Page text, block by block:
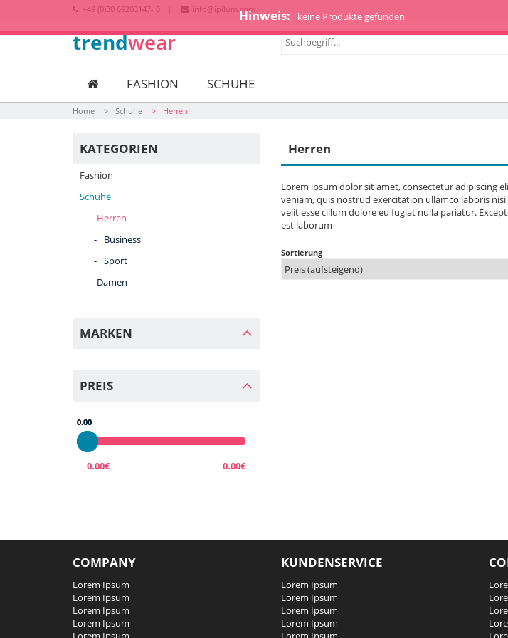
+49 (0)30 69203147- 0 info@ipilum.com
trendwear
FASHION SCHUHE
Home Schuhe Herren
KATEGORIEN
Fashion
Schuhe
Herren
Business
Sport
Damen
MARKEN
PREIS
0.00
0.00
0.00€ 0.00€
Herren
Lorem ipsum dolor sit amet, consectetur adipiscing
veniam, quis nostrud exercitation ullamco laboris
velit esse cillum dolore eu fugiat nulla pariatur.
est laborum
Sortierung
COMPANY
Lorem Ipsum
Lorem Ipsum
Lorem Ipsum
Lorem Ipsum
KUNDENSERVICE
Lorem Ipsum
Lorem Ipsum
Lorem Ipsum
Lorem Ipsum
Hinweis: keine Produkte gefunden